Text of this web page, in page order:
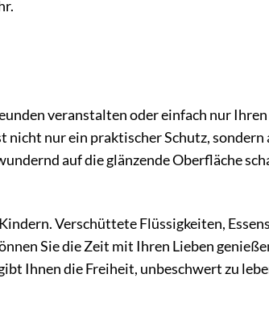
veranstalten oder einfach nur
nicht nur ein praktischer Schutz,
auf die glänzende Oberfläche
Verschüttete Flüssigkeiten,
Sie die Zeit mit Ihren Lieben
Ihnen die Freiheit, unbeschwert zu